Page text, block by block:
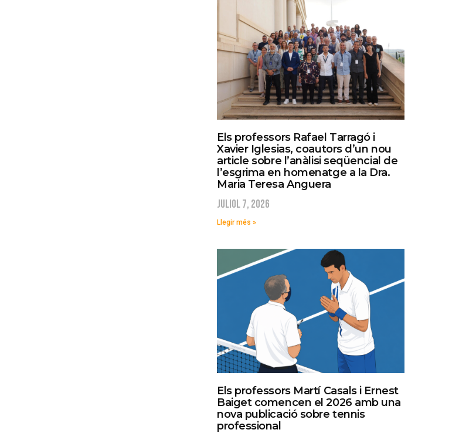
Els professors Rafael Tarragó i
Xavier Iglesias, coautors d’un nou
article sobre l’anàlisi seqüencial de
l’esgrima en homenatge a la Dra.
Maria Teresa Anguera
juliol 7, 2026
Llegir més »
Els professors Martí Casals i Ernest
Baiget comencen el 2026 amb una
nova publicació sobre tennis
professional